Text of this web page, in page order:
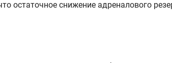
остаточное снижение адреналового